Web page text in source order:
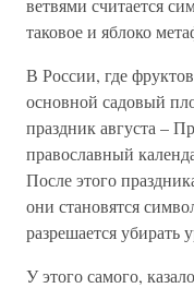
ветвями считается
таковое и яблоко
В России, где
основной садовый
праздник августа –
православный
После этого
они становятся
разрешается убирать
У этого самого,